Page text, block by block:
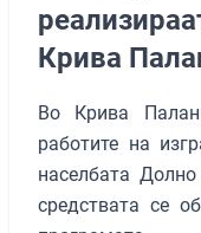
Крива
Во Крива
работите на
населбата Долно
средствата се